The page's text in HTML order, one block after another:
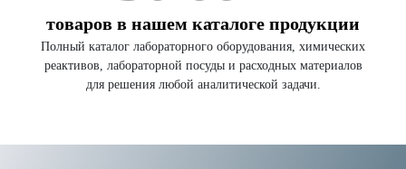
товаров в нашем каталоге продукции
Полный каталог лабораторного оборудования, химических
реактивов, лабораторной посуды и расходных материалов
для решения любой аналитической задачи.